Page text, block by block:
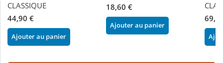
CLASSIQUE
44,90 €
Ajouter au panier
18,60 €
Ajouter au panier